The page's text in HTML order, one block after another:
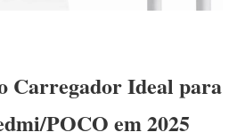
Carregador Ideal para
POCO em 2025